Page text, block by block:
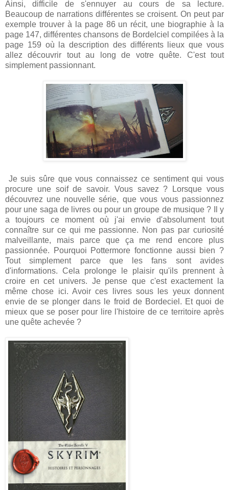
Ainsi, difficile de s'ennuyer au cours de sa lecture.
Beaucoup de narrations différentes se croisent. On peut par
exemple trouver à la page 86 un récit, une biographie à la
page 147, différentes chansons de Bordelciel compilées à la
page 159 où la description des différents lieux que vous
allez découvrir tout au long de votre quête. C'est tout
simplement passionnant.
Je suis sûre que vous connaissez ce sentiment qui vous
procure une soif de savoir. Vous savez ? Lorsque vous
découvrez une nouvelle série, que vous vous passionnez
pour une saga de livres ou pour un groupe de musique ? Il y
a toujours ce moment où j'ai envie d'absolument tout
connaître sur ce qui me passionne. Non pas par curiosité
malveillante, mais parce que ça me rend encore plus
passionnée. Pourquoi Pottermore fonctionne aussi bien ?
Tout simplement parce que les fans sont avides
d'informations. Cela prolonge le plaisir qu'ils prennent à
croire en cet univers. Je pense que c'est exactement la
même chose ici. Avoir ces livres sous les yeux donnent
envie de se plonger dans le froid de Bordeciel. Et quoi de
mieux que se poser pour lire l'histoire de ce territoire après
une quête achevée ?